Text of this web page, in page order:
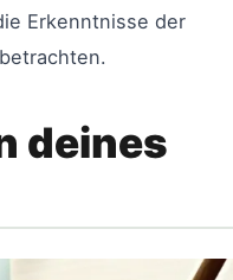
Erkenntnisse der
deines